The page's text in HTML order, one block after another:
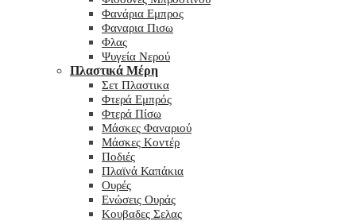
Φανάρια Εμπρος
Φαναρια Πισω
Φλας
Ψυγεία Νερού
Πλαστικά Μέρη
Σετ Πλαστικα
Φτερά Εμπρός
Φτερά Πίσω
Μάσκες Φαναριού
Μάσκες Κοντέρ
Ποδιές
Πλαϊνά Καπάκια
Ουρές
Ενώσεις Ουράς
Κουβαδες Σελας